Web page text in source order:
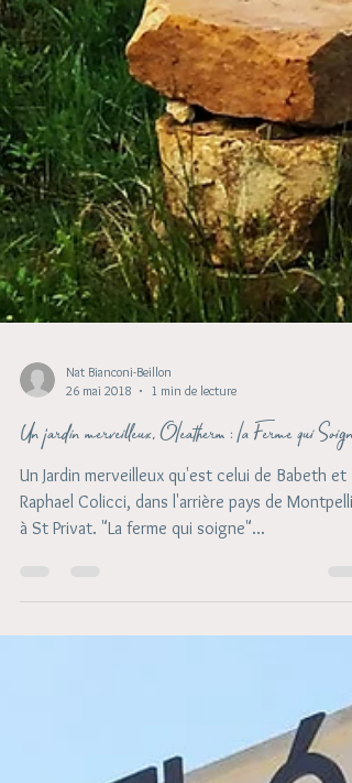
Nat Bianconi-Beillon
26 mai 2018
1 min de lecture
Un jardin merveilleux, Oleatherm : la Ferme qui Soigne.
Un Jardin merveilleux qu'est celui de Babeth et